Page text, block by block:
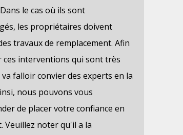
le cas où ils sont
les propriétaires doivent
travaux de remplacement. Afin
ces interventions qui sont très
falloir convier des experts en la
nous pouvons vous
de placer votre confiance en
Veuillez noter qu'il a la